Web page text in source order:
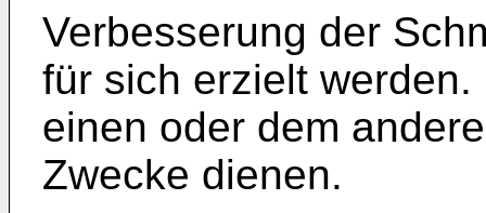
Verbesserung der
für sich erzielt
einen oder dem
Zwecke dienen.